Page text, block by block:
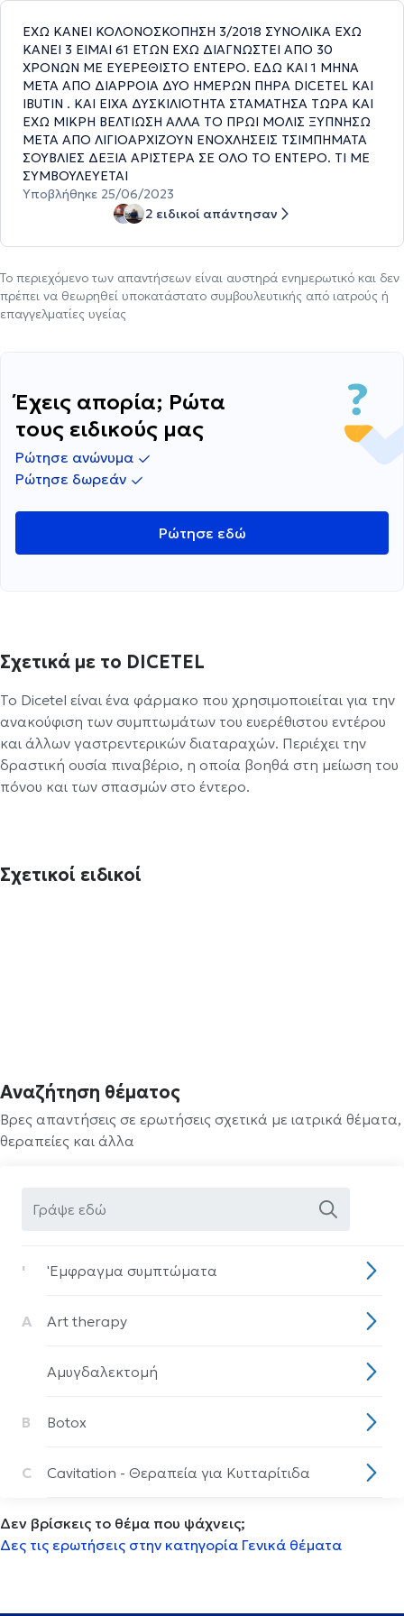
ΕΧΩ ΚΑΝΕΙ ΚΟΛΟΝΟΣΚΟΠΗΣΗ 3/2018 ΣΥΝΟΛΙΚΑ ΕΧΩ
ΚΑΝΕΙ 3 ΕΙΜΑΙ 61 ΕΤΩΝ ΕΧΩ ΔΙΑΓΝΩΣΤΕΙ ΑΠΟ 30
ΧΡΟΝΩΝ ΜΕ ΕΥΕΡΕΘΙΣΤΟ ΕΝΤΕΡΟ. ΕΔΩ ΚΑΙ 1 ΜΗΝΑ
ΜΕΤΑ ΑΠΟ ΔΙΑΡΡΟΙΑ ΔΥΟ ΗΜΕΡΩΝ ΠΗΡΑ DICETEL KAI
IBUTIN . ΚΑΙ ΕΙΧΑ ΔΥΣΚΙΛΙΟΤΗΤΑ ΣΤΑΜΑΤΗΣΑ ΤΩΡΑ ΚΑΙ
ΕΧΩ ΜΙΚΡΗ ΒΕΛΤΙΩΣΗ ΑΛΛΑ ΤΟ ΠΡΩΙ ΜΟΛΙΣ ΞΥΠΝΗΣΩ
ΜΕΤΑ ΑΠΟ ΛΙΓΙΟΑΡΧΙΖΟΥΝ ΕΝΟΧΛΗΣΕΙΣ ΤΣΙΜΠΗΜΑΤΑ
ΣΟΥΒΛΙΕΣ ΔΕΞΙΑ ΑΡΙΣΤΕΡΑ ΣΕ ΟΛΟ ΤΟ ΕΝΤΕΡΟ. ΤΙ ΜΕ
ΣΥΜΒΟΥΛΕΥΕΤΑΙ
Υποβλήθηκε 25/06/2023
2 ειδικοί απάντησαν
Το περιεχόμενο των απαντήσεων είναι αυστηρά ενημερωτικό και δεν
πρέπει να θεωρηθεί υποκατάστατο συμβουλευτικής από ιατρούς ή
επαγγελματίες υγείας
Έχεις απορία; Ρώτα
τους ειδικούς μας
Ρώτησε ανώνυμα
Ρώτησε δωρεάν
Ρώτησε εδώ
Σχετικά με το DICETEL
Το Dicetel είναι ένα φάρμακο που χρησιμοποιείται για την
ανακούφιση των συμπτωμάτων του ευερέθιστου εντέρου
και άλλων γαστρεντερικών διαταραχών. Περιέχει την
δραστική ουσία πιναβέριο, η οποία βοηθά στη μείωση του
πόνου και των σπασμών στο έντερο.
Σχετικοί ειδικοί
Αναζήτηση θέματος
Βρες απαντήσεις σε ερωτήσεις σχετικά με ιατρικά θέματα,
θεραπείες και άλλα
' 'Eμφραγμα συμπτώματα
A Art therapy
Aμυγδαλεκτομή
B Botox
C Cavitation - Θεραπεία για Κυτταρίτιδα
CPAP
Δεν βρίσκεις το θέμα που ψάχνεις;
Δες τις ερωτήσεις στην κατηγορία Γενικά θέματα